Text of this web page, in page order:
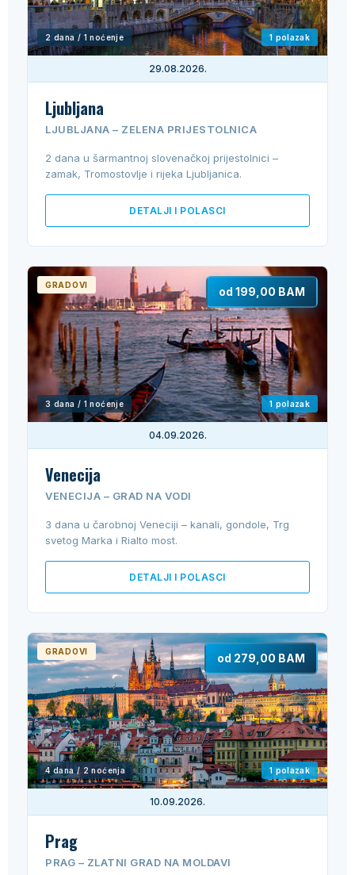
2 dana / 1 noćenje 1 polazak
29.08.2026.
Ljubljana
LJUBLJANA – ZELENA PRIJESTOLNICA
2 dana u šarmantnoj slovenačkoj prijestolnici –
zamak, Tromostovlje i rijeka Ljubljanica.
DETALJI I POLASCI
GRADOVI od 199,00 BAM
3 dana / 1 noćenje 1 polazak
04.09.2026.
Venecija
VENECIJA – GRAD NA VODI
3 dana u čarobnoj Veneciji – kanali, gondole, Trg
svetog Marka i Rialto most.
DETALJI I POLASCI
GRADOVI od 279,00 BAM
4 dana / 2 noćenja 1 polazak
10.09.2026.
Prag
PRAG – ZLATNI GRAD NA MOLDAVI